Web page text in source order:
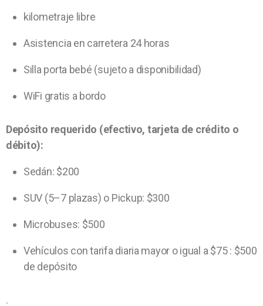
kilometraje libre
Asistencia en carretera 24 horas
Silla porta bebé (sujeto a disponibilidad)
WiFi gratis a bordo
Depósito requerido (efectivo, tarjeta de crédito o
débito):
Sedán: $200
SUV (5–7 plazas) o Pickup: $300
Microbuses: $500
Vehículos con tarifa diaria mayor o igual a $75 : $500
de depósito
.